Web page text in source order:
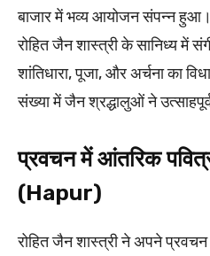
बाजार में भव्य आयोजन संपन्न हुआ।
रोहित जैन शास्त्री के सानिध्य में
शांतिधारा, पूजा, और अर्चना का
संख्या में जैन श्रद्धालुओं ने
प्रवचन में आंतरिक
(Hapur)
रोहित जैन शास्त्री ने अपने प्रवचन